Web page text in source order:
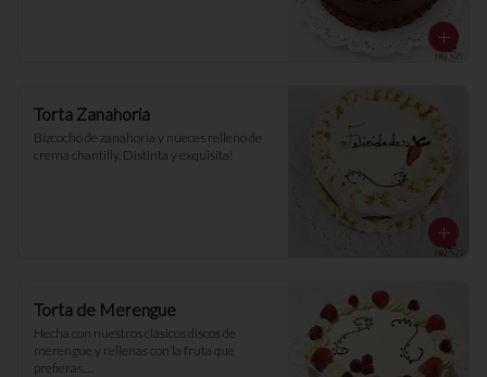
Torta Zanahoria
Bizcocho de zanahoria y nueces relleno de
crema chantilly. Distinta y exquisita!
Torta de Merengue
Hecha con nuestros clásicos discos de
merengue y rellenas con la fruta que
prefieras.